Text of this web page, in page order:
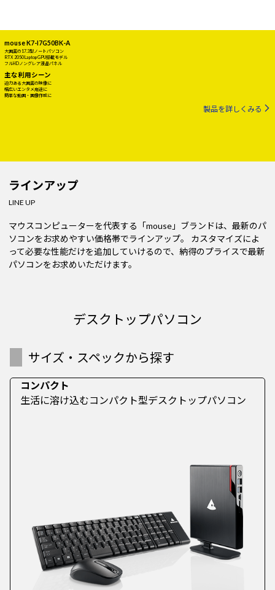
mouse K7-I7G50BK-A
大画面の17.3型ノートパソコン
RTX 2050 Laptop GPU搭載モデル
フルHDノングレア液晶パネル
主な利用シーン
迫力ある大画面の映像に
幅広いエンタメ用途に
簡単な動画・画像作成に
製品を詳しくみる
ラインアップ
LINE UP
マウスコンピューターを代表する「mouse」ブランドは、最新のパ
ソコンをお求めやすい価格帯でラインアップ。 カスタマイズによ
って必要な性能だけを追加していけるので、納得のプライスで最新
パソコンをお求めいただけます。
デスクトップパソコン
サイズ・スペックから探す
コンパクト
生活に溶け込むコンパクト型デスクトップパソコン